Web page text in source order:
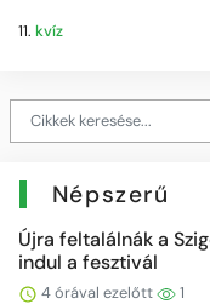
11. kvíz
Népszerű
Újra feltalálnák a
indul a fesztivál
4 órával ezelőtt 1